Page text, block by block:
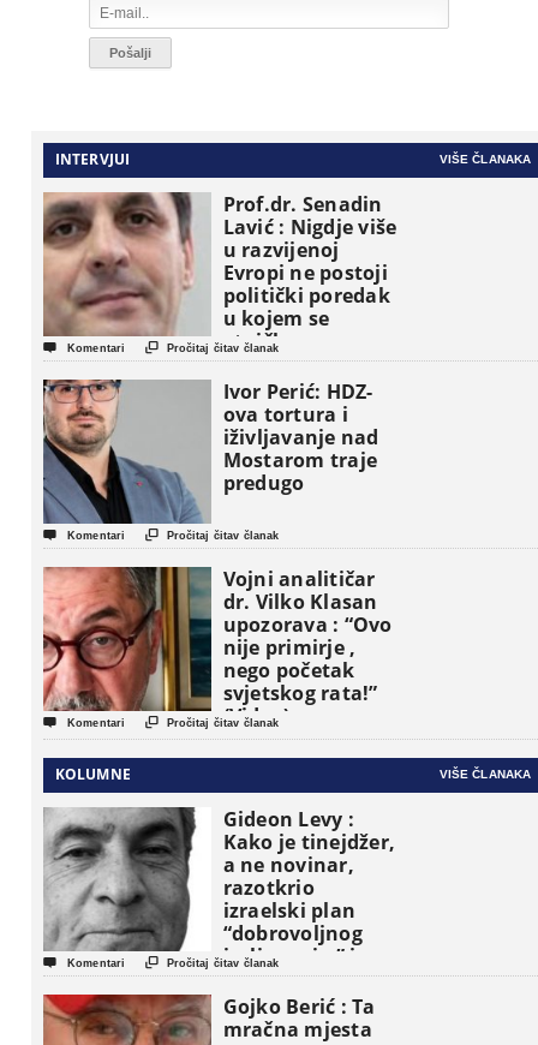
INTERVJUI VIŠE ČLANAKA
Prof.dr. Senadin
Lavić : Nigdje više
u razvijenoj
Evropi ne postoji
politički poredak
u kojem se
etničke grupe
pojavljuju kao
osnovne
političke jedinice
 Komentari  Pročitaj čitav članak
Ivor Perić: HDZ-
ova tortura i
iživljavanje nad
Mostarom traje
predugo
 Komentari  Pročitaj čitav članak
Vojni analitičar
dr. Vilko Klasan
upozorava : “Ovo
nije primirje ,
nego početak
svjetskog rata!”
(Video)
 Komentari  Pročitaj čitav članak
KOLUMNE VIŠE ČLANAKA
Gideon Levy :
Kako je tinejdžer,
a ne novinar,
razotkrio
izraelski plan
“dobrovoljnog
iseljavanja ” iz
Gaze
 Komentari  Pročitaj čitav članak
Gojko Berić : Ta
mračna mjesta